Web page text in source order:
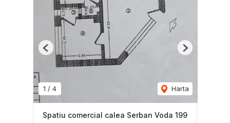
1 / 4 Harta
Previous Next
Spatiu comercial calea Serban Voda 199